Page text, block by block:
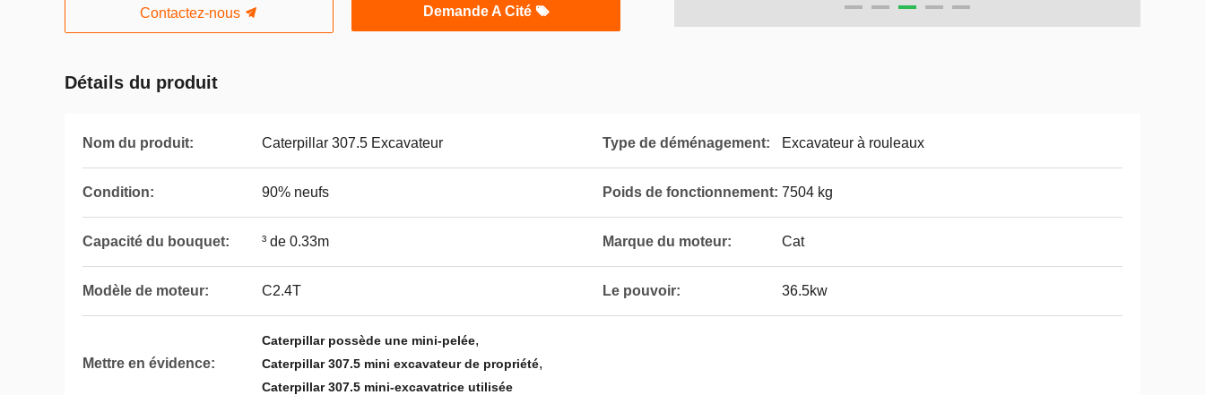
Contactez-nous Demande A Cité
Détails du produit
Nom du produit: Caterpillar 307.5 Excavateur Type de déménagement: Excavateur à rouleaux
Condition: 90% neufs Poids de fonctionnement: 7504 kg
Capacité du bouquet: ³ de 0.33m Marque du moteur: Cat
Modèle de moteur: C2.4T Le pouvoir: 36.5kw
Mettre en évidence:
Caterpillar possède une mini-pelée,
Caterpillar 307.5 mini excavateur de propriété,
Caterpillar 307.5 mini-excavatrice utilisée